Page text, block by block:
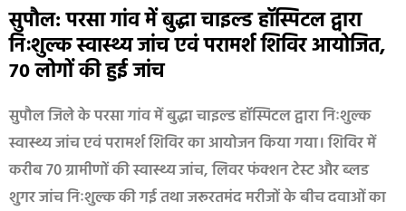
सुपौल: परसा गांव में बुद्धा चाइल्ड हॉस्पिटल द्वारा
निःशुल्क स्वास्थ्य जांच एवं परामर्श शिविर आयोजित,
70 लोगों की हुई जांच
सुपौल जिले के परसा गांव में बुद्धा चाइल्ड हॉस्पिटल द्वारा निःशुल्क
स्वास्थ्य जांच एवं परामर्श शिविर का आयोजन किया गया। शिविर में
करीब 70 ग्रामीणों की स्वास्थ्य जांच, लिवर फंक्शन टेस्ट और ब्लड
शुगर जांच निःशुल्क की गई तथा जरूरतमंद मरीजों के बीच दवाओं का